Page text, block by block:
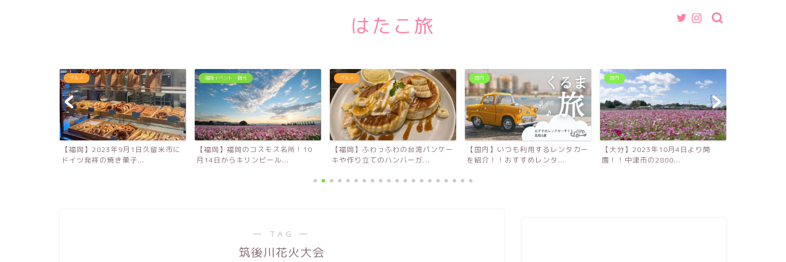
はたこ旅
グルメ
【福岡】2023年9月1日久留米市に
ドイツ発祥の焼き菓子...
福岡イベント・観光
【福岡】福岡のコスモス名所！10
月14日からキリンビール...
グルメ
【福岡】ふわっふわの台湾パンケー
キや作り立てのハンバーガ...
国内
【国内】いつも利用するレンタカー
を紹介！！おすすめレンタ...
国内
【大分】2023年10月4日より開
園！！中津市の2800...
― TAG ―
筑後川花火大会